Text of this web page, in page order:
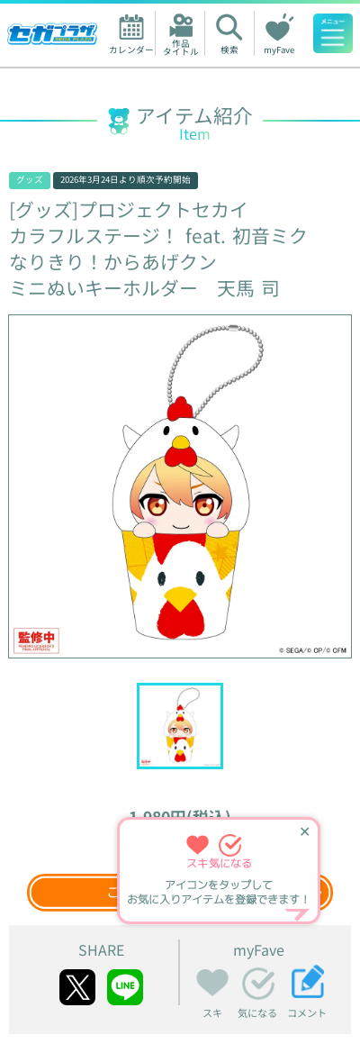
カレンダー 作品
タイトル 検索 myFave
人気ワード
アイテム紹介
Item
グッズ 2026年3月24日 より順次予約開始
[グッズ]プロジェクトセカイ
カラフルステージ！ feat. 初音ミク
なりきり！からあげクン
ミニぬいキーホルダー
天馬 司
1,980円(税込)
2026年12月上旬 発売
このグッズをウェブ検索
✕
スキ気になる
アイコンをタップして
お気に入りアイテムを登録できます！
SHARE myFave
スキ 気になる コメント